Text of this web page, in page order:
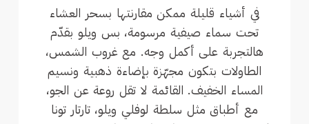
في أشياء قليلة ممكن مقارنتها بسحر العشاء
تحت سماء صيفية مرسومة، بس ويلو بقدّم
هالتجربة على أكمل وجه. مع غروب الشمس،
الطاولات بتكون مجهّزة بإضاءة ذهبية ونسيم
المساء الخفيف. القائمة لا تقل روعة عن الجو،
مع أطباق مثل سلطة لوفلي ويلو، تارتار تونا